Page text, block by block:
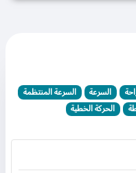
السرعة
السرعة المنتظمة
الحركة الخطية